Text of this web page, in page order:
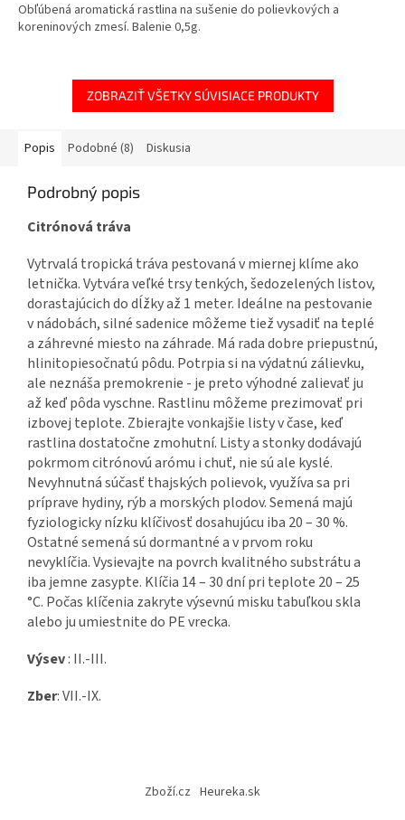
Obľúbená aromatická rastlina na sušenie do polievkových a
koreninových zmesí. Balenie 0,5g.
ZOBRAZIŤ VŠETKY SÚVISIACE PRODUKTY
Popis Podobné (8) Diskusia
Podrobný popis
Citrónová tráva
Vytrvalá tropická tráva pestovaná v miernej klíme ako
letnička. Vytvára veľké trsy tenkých, šedozelených listov,
dorastajúcich do dĺžky až 1 meter. Ideálne na pestovanie
v nádobách, silné sadenice môžeme tiež vysadiť na teplé
a záhrevné miesto na záhrade. Má rada dobre priepustnú,
hlinitopiesočnatú pôdu. Potrpia si na výdatnú zálievku,
ale neznáša premokrenie - je preto výhodné zalievať ju
až keď pôda vyschne. Rastlinu môžeme prezimovať pri
izbovej teplote. Zbierajte vonkajšie listy v čase, keď
rastlina dostatočne zmohutní. Listy a stonky dodávajú
pokrmom citrónovú arómu i chuť, nie sú ale kyslé.
Nevyhnutná súčasť thajských polievok, využíva sa pri
príprave hydiny, rýb a morských plodov. Semená majú
fyziologicky nízku klíčivosť dosahujúcu iba 20 – 30 %.
Ostatné semená sú dormantné a v prvom roku
nevyklíčia. Vysievajte na povrch kvalitného substrátu a
iba jemne zasypte. Klíčia 14 – 30 dní pri teplote 20 – 25
°C. Počas klíčenia zakryte výsevnú misku tabuľkou skla
alebo ju umiestnite do PE vrecka.
Výsev: II.-III.
Zber: VII.-IX.
Zboží.cz Heureka.sk